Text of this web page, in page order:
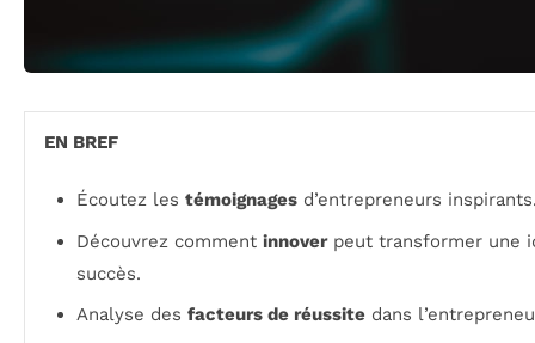
EN BREF
Écoutez les témoignages d’entrepreneurs
Découvrez comment innoverpeut transformer une
succès.
Analyse des facteurs de réussite dans